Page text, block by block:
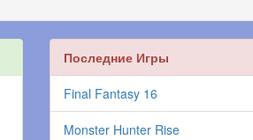
Последние Игры
Final Fantasy 16
Monster Hunter Rise